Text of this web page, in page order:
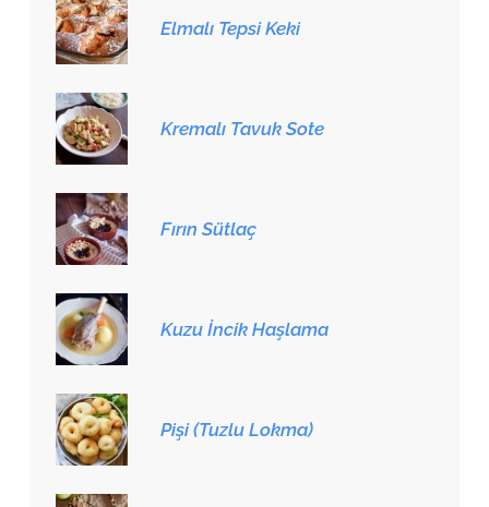
Elmalı Tepsi Keki
Kremalı Tavuk Sote
Fırın Sütlaç
Kuzu İncik Haşlama
Pişi (Tuzlu Lokma)